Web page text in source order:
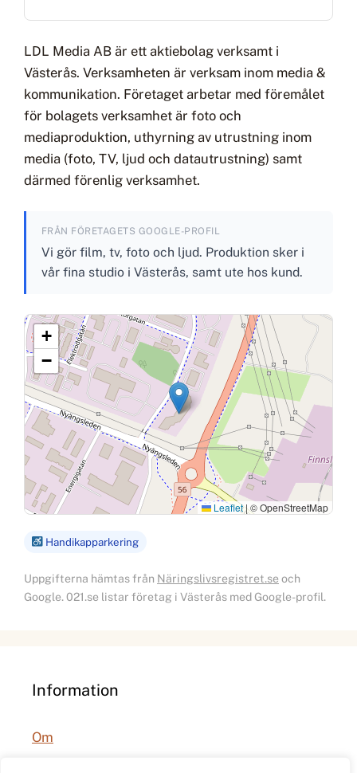
LDL Media AB är ett aktiebolag verksamt i
Västerås. Verksamheten är verksam inom media &
kommunikation. Företaget arbetar med föremålet
för bolagets verksamhet är foto och
mediaproduktion, uthyrning av utrustning inom
media (foto, TV, ljud och datautrustning) samt
därmed förenlig verksamhet.
FRÅN FÖRETAGETS GOOGLE-PROFIL
Vi gör film, tv, foto och ljud. Produktion sker i
vår fina studio i Västerås, samt ute hos kund.
+
−
Leaflet|© OpenStreetMap
Handikapparkering
Uppgifterna hämtas från Näringslivsregistret.se och
Google. 021.se listar företag i Västerås med Google-profil.
Information
Om